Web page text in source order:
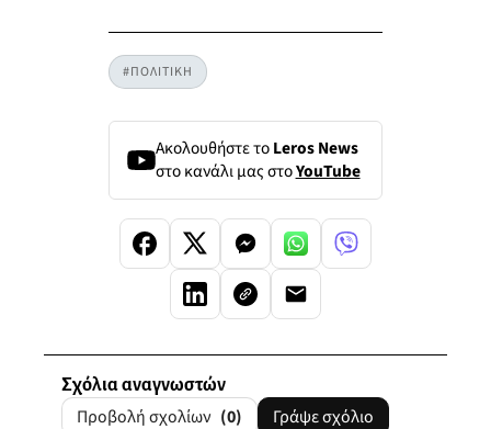
#ΠΟΛΙΤΙΚΗ
Ακολουθήστε τοLeros News
στο κανάλι μας στοYouTube
Σχόλια αναγνωστών
Προβολή σχολίων (0) Γράψε σχόλιο